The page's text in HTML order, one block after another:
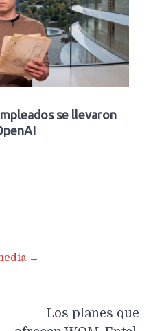
se llevaron
→
Los planes que